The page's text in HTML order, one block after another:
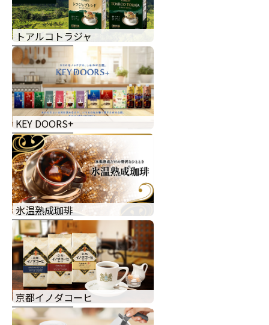
トアルコトラジャ
KEY DOORS+
氷温熟成珈琲
京都イノダコーヒ